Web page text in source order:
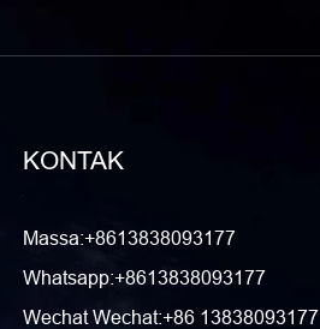
KONTAK
Massa:+8613838093177
Whatsapp:+8613838093177
Wechat Wechat:+86 13838093177